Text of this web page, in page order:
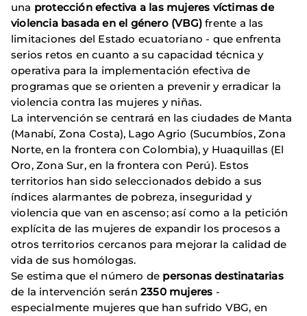
una protección efectiva a las mujeres víctimas de
violencia basada en el género (VBG) frente a las
limitaciones del Estado ecuatoriano - que enfrenta
serios retos en cuanto a su capacidad técnica y
operativa para la implementación efectiva de
programas que se orienten a prevenir y erradicar la
violencia contra las mujeres y niñas.
La intervención se centrará en las ciudades de Manta
(Manabí, Zona Costa), Lago Agrio (Sucumbíos, Zona
Norte, en la frontera con Colombia), y Huaquillas (El
Oro, Zona Sur, en la frontera con Perú). Estos
territorios han sido seleccionados debido a sus
índices alarmantes de pobreza, inseguridad y
violencia que van en ascenso; así como a la petición
explícita de las mujeres de expandir los procesos a
otros territorios cercanos para mejorar la calidad de
vida de sus homólogas.
Se estima que el número de personas destinatarias
de la intervención serán 2350 mujeres -
especialmente mujeres que han sufrido VBG, en